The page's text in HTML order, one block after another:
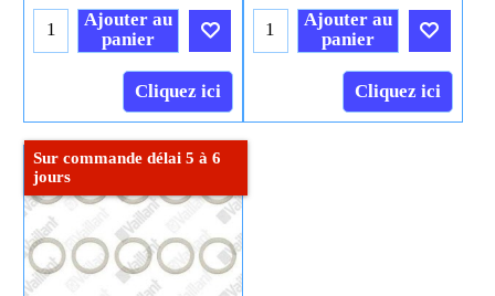
Ajouter au
panier
Cliquez ici
€9.14 T.T.C.
Frais Livraison
Ajouter au
panier
Sur commande délai 5 à 6
jours